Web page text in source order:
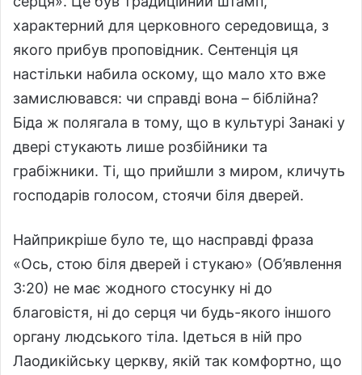
характерний для церковного середовища, з
якого прибув проповідник. Сентенція ця
настільки набила оскому, що мало хто вже
замислювався: чи справді вона – біблійна?
Біда ж полягала в тому, що в культурі Занакі у
двері стукають лише розбійники та
грабіжники. Ті, що прийшли з миром, кличуть
господарів голосом, стоячи біля дверей.
Найприкріше було те, що насправді фраза
«Ось, стою біля дверей і стукаю» (Об’явлення
3:20) не має жодного стосунку ні до
благовістя, ні до серця чи будь-якого іншого
органу людського тіла. Ідеться в ній про
Лаодикійську церкву, якій так комфортно, що